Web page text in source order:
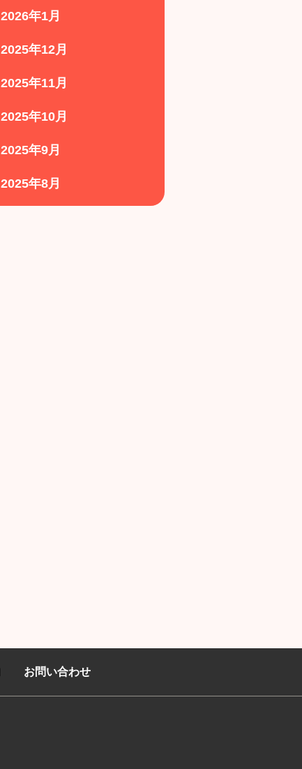
2026年1月
2025年12月
2025年11月
2025年10月
2025年9月
2025年8月
お問い合わせ